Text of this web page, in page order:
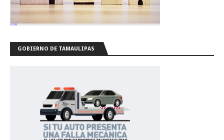
GOBIERNO DE TAMAULIPAS